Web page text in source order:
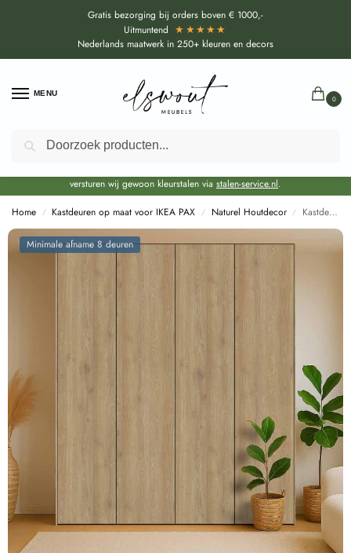
Gratis bezorging bij orders boven € 1000,-
Uitmuntend ★★★★★
Nederlands maatwerk in 250+ kleuren en decors
MENU
0
Door de bouwvakperiode geldt voor alle collecties momenteel een EXTRA
levertijd van circa 3-4 weken bovenop de reguliere levertijd.
versturen wij gewoon kleurstalen via stalen-service.nl.
Home / Kastdeuren op maat voor IKEA PAX / Naturel Houtdecor / Kastdeuren op maat Maloja Naturellen, Bruin voor IKEA PAX (DecoLegno S128)
Minimale afname 8 deuren